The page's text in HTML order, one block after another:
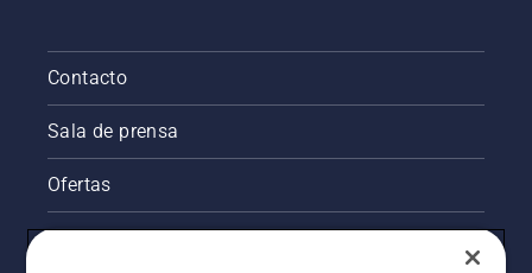
Contacto
Sala de prensa
Ofertas
La visión de Husqvarna sobre la sostenibilidad